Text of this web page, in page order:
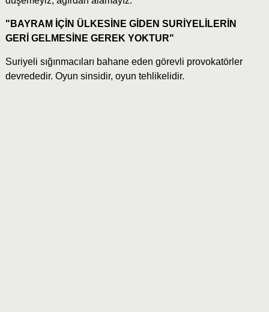
"BAYRAM İÇİN ÜLKESİNE GİDEN SURİYELİLERİN
GERİ GELMESİNE GEREK YOKTUR"
Suriyeli sığınmacıları bahane eden görevli provokatörler
devrededir. Oyun sinsidir, oyun tehlikelidir.